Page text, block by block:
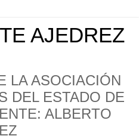
AJEDREZ
LA ASOCIACIÓN
DEL ESTADO DE
ALBERTO